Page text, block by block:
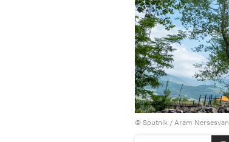
© Sputnik / Aram Nersesyan